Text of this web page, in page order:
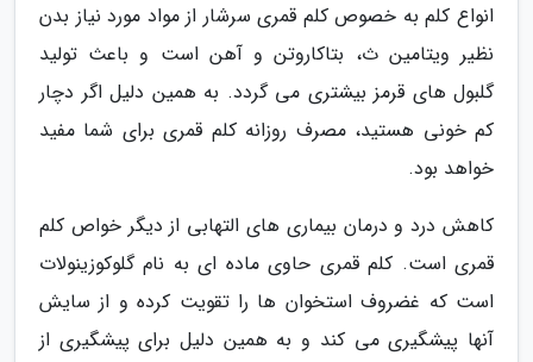
انواع کلم به خصوص کلم قمری سرشار از مواد مورد نیاز بدن
نظیر ویتامین ث، بتاکاروتن و آهن است و باعث تولید
گلبول های قرمز بیشتری می گردد. به همین دلیل اگر دچار
کم خونی هستید، مصرف روزانه کلم قمری برای شما مفید
خواهد بود.
کاهش درد و درمان بیماری های التهابی از دیگر خواص کلم
قمری است. کلم قمری حاوی ماده ای به نام گلوکوزینولات
است که غضروف استخوان ها را تقویت کرده و از سایش
آنها پیشگیری می کند و به همین دلیل برای پیشگیری از